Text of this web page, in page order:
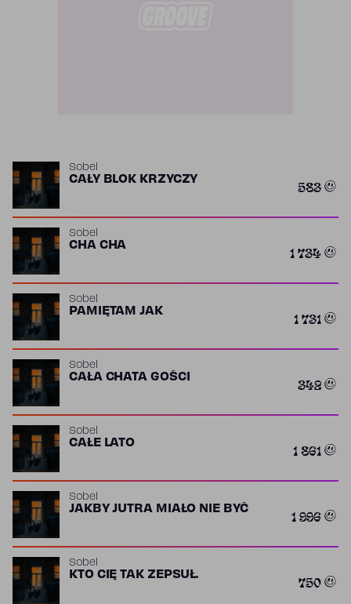
Sobel
CAŁY BLOK KRZYCZY 583
Sobel
CHA CHA 1 734
Sobel
PAMIĘTAM JAK 1 731
Sobel
CAŁA CHATA GOŚCI 342
Sobel
CAŁE LATO 1 861
Sobel
JAKBY JUTRA MIAŁO NIE BYĆ 1 996
Sobel
KTO CIĘ TAK ZEPSUŁ. 750